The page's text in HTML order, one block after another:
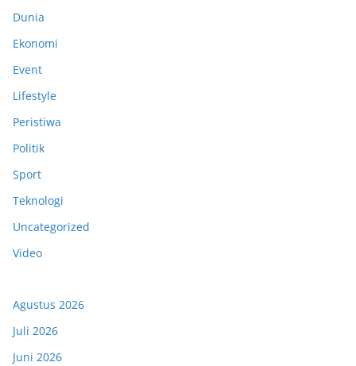
Dunia
Ekonomi
Event
Lifestyle
Peristiwa
Politik
Sport
Teknologi
Uncategorized
Video
Agustus 2026
Juli 2026
Juni 2026